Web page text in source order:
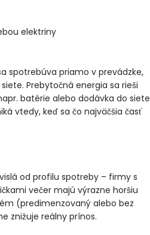
elektriny
spotrebúva priamo v prevádzke,
Prebytočná energia sa rieši
batérie alebo dodávka do
vtedy, keď sa čo najväčšia časť
od profilu spotreby – firmy s
večer majú výrazne horšiu
(predimenzovaný alebo bez
znižuje reálny prínos.